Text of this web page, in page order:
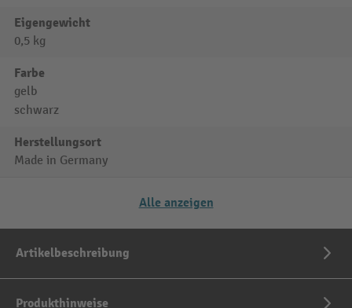
Eigengewicht
0,5 kg
Farbe
gelb
schwarz
Herstellungsort
Made in Germany
Alle anzeigen
Artikelbeschreibung
Produkthinweise